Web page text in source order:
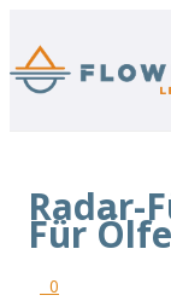
Radar-
Für
0